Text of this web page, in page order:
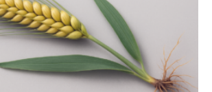
zu werden. In Deutschland dominiert
als Energiepflanze, doch sein Anbau
Herausforderungen mit sich:
und…